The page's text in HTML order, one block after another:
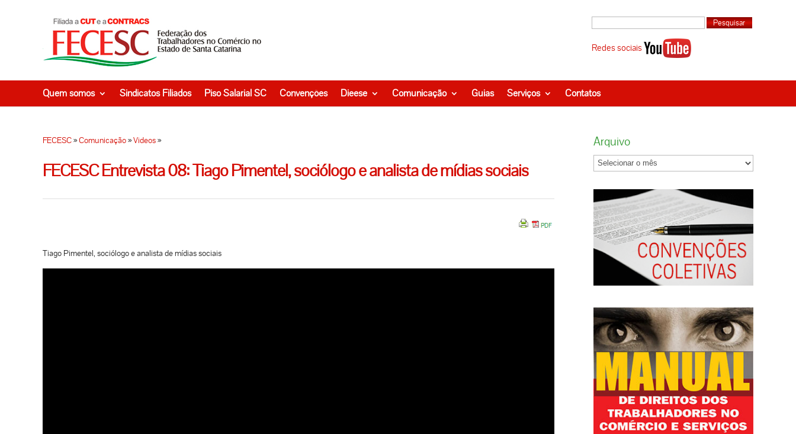
Redes sociais
Quem somos Sindicatos Filiados Piso Salarial SC Convenções Dieese Comunicação Guias Serviços Contatos
FECESC»Comunicação»Videos»
FECESC Entrevista 08: Tiago Pimentel, sociólogo e analista de mídias sociais
Tiago Pimentel, sociólogo e analista de mídias sociais
Arquivo